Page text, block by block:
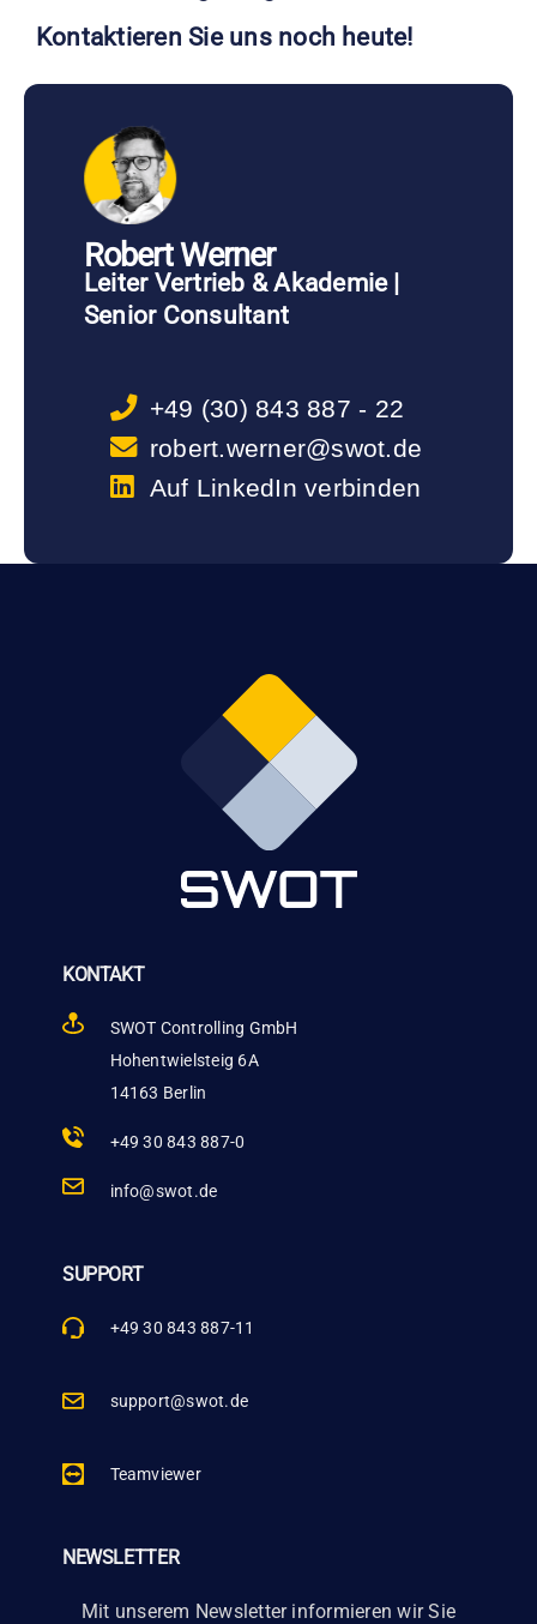
Kontaktieren Sie uns noch heute!
Robert Werner
Leiter Vertrieb & Akademie |
Senior Consultant
+49 (30) 843 887 - 22
robert.werner@swot.de
Auf LinkedIn verbinden
KONTAKT
SWOT Controlling GmbH
Hohentwielsteig 6A
14163 Berlin
+49 30 843 887-0
info@swot.de
SUPPORT
+49 30 843 887-11
support@swot.de
Teamviewer
NEWSLETTER
Mit unserem Newsletter informieren wir Sie